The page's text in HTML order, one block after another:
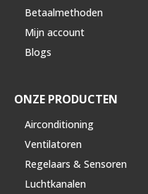
Betaalmethoden
Mijn account
Blogs
ONZE PRODUCTEN
Airconditioning
Ventilatoren
Regelaars & Sensoren
Luchtkanalen